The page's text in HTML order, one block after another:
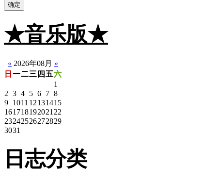
确定
★音乐版★
« 2026年08月 »
日 一二三 四 五六
1
2 3 4 5 6 7 8
9 1011 12131415
161718192021 22
23242526272829
3031
日志分类